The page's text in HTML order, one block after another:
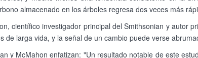
almacenado en los árboles regresa dos veces más
científico investigador principal del Smithsonian y autor
de larga vida, y la señal de un cambio puede verse
y McMahon enfatizan: "Un resultado notable de este